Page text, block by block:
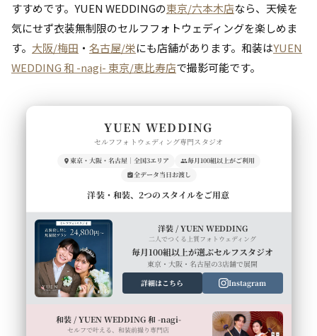
すすめです。YUEN WEDDINGの東京/六本木店なら、天候を
気にせず衣装無制限のセルフフォトウェディングを楽しめま
す。 大阪/梅田 ・ 名古屋/栄にも店舗があります。和装はYUEN
WEDDING 和 -nagi- 東京/恵比寿店で撮影可能です。
YUEN WEDDING
セルフフォトウェディング専門スタジオ
東京・大阪・名古屋｜全国3エリア
毎月100組以上がご利用
全データ当日お渡し
洋装・和装、2つのスタイルをご用意
洋装 / YUEN WEDDING
二人でつくる上質フォトウェディング
毎月100組以上が選ぶセルフスタジオ
東京・大阪・名古屋の3店舗で展開
詳細はこちら
Instagram
和装 / YUEN WEDDING 和 -nagi-
セルフで叶える、和装前撮り専門店